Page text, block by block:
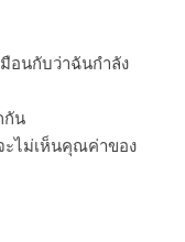
อนกับว่าฉันกำลัง
กัน
ะไม่เห็นคุณค่าของ